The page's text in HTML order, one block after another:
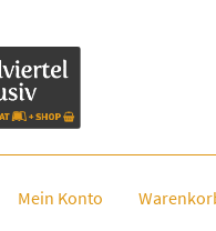
Mein Konto